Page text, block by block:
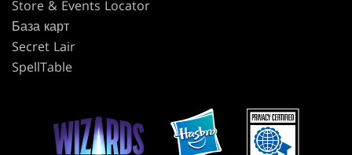
Store & Events Locator
База карт
Secret Lair
SpellTable